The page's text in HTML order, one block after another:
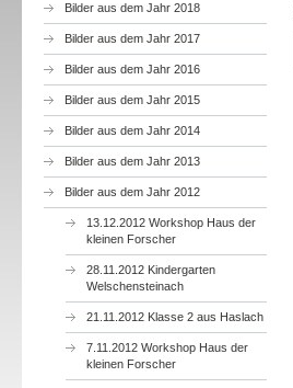
Bilder aus dem Jahr 2018
Bilder aus dem Jahr 2017
Bilder aus dem Jahr 2016
Bilder aus dem Jahr 2015
Bilder aus dem Jahr 2014
Bilder aus dem Jahr 2013
Bilder aus dem Jahr 2012
13.12.2012 Workshop Haus der
kleinen Forscher
28.11.2012 Kindergarten
Welschensteinach
21.11.2012 Klasse 2 aus Haslach
7.11.2012 Workshop Haus der
kleinen Forscher